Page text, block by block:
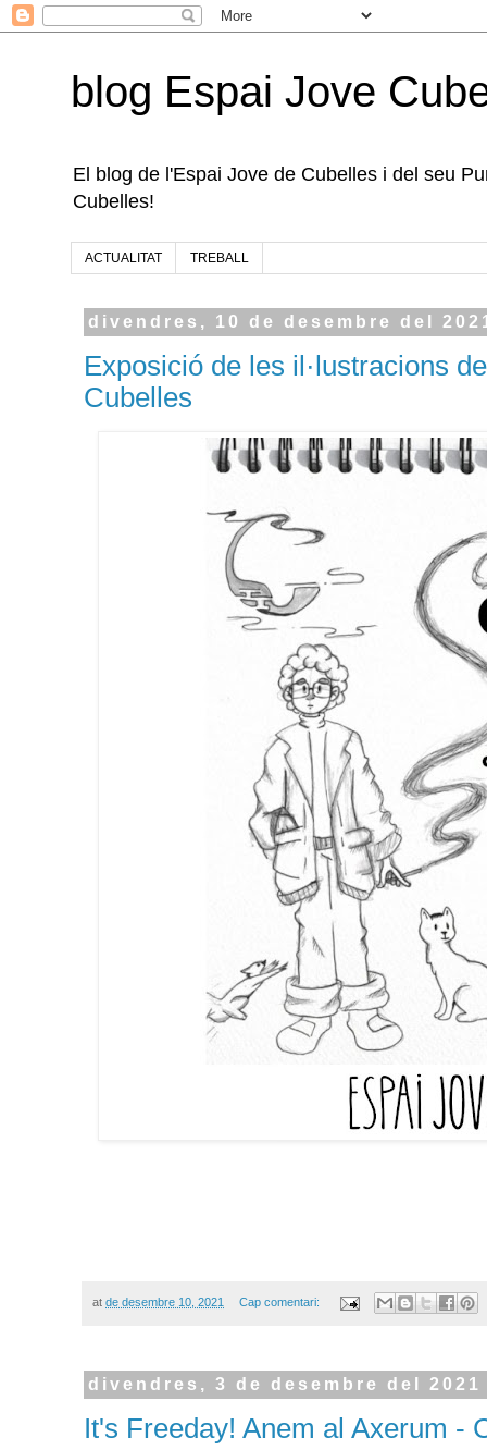
blog Espai Jove
El blog de l'Espai Jove de Cubelles i del seu
Cubelles!
ACTUALITAT TREBALL
divendres, 10 de desembre del
Exposició de les il·lustracions
Cubelles
at de desembre 10, 2021 Cap comentari:
divendres, 3 de desembre del 2021
It's Freeday! Anem al Axerum -